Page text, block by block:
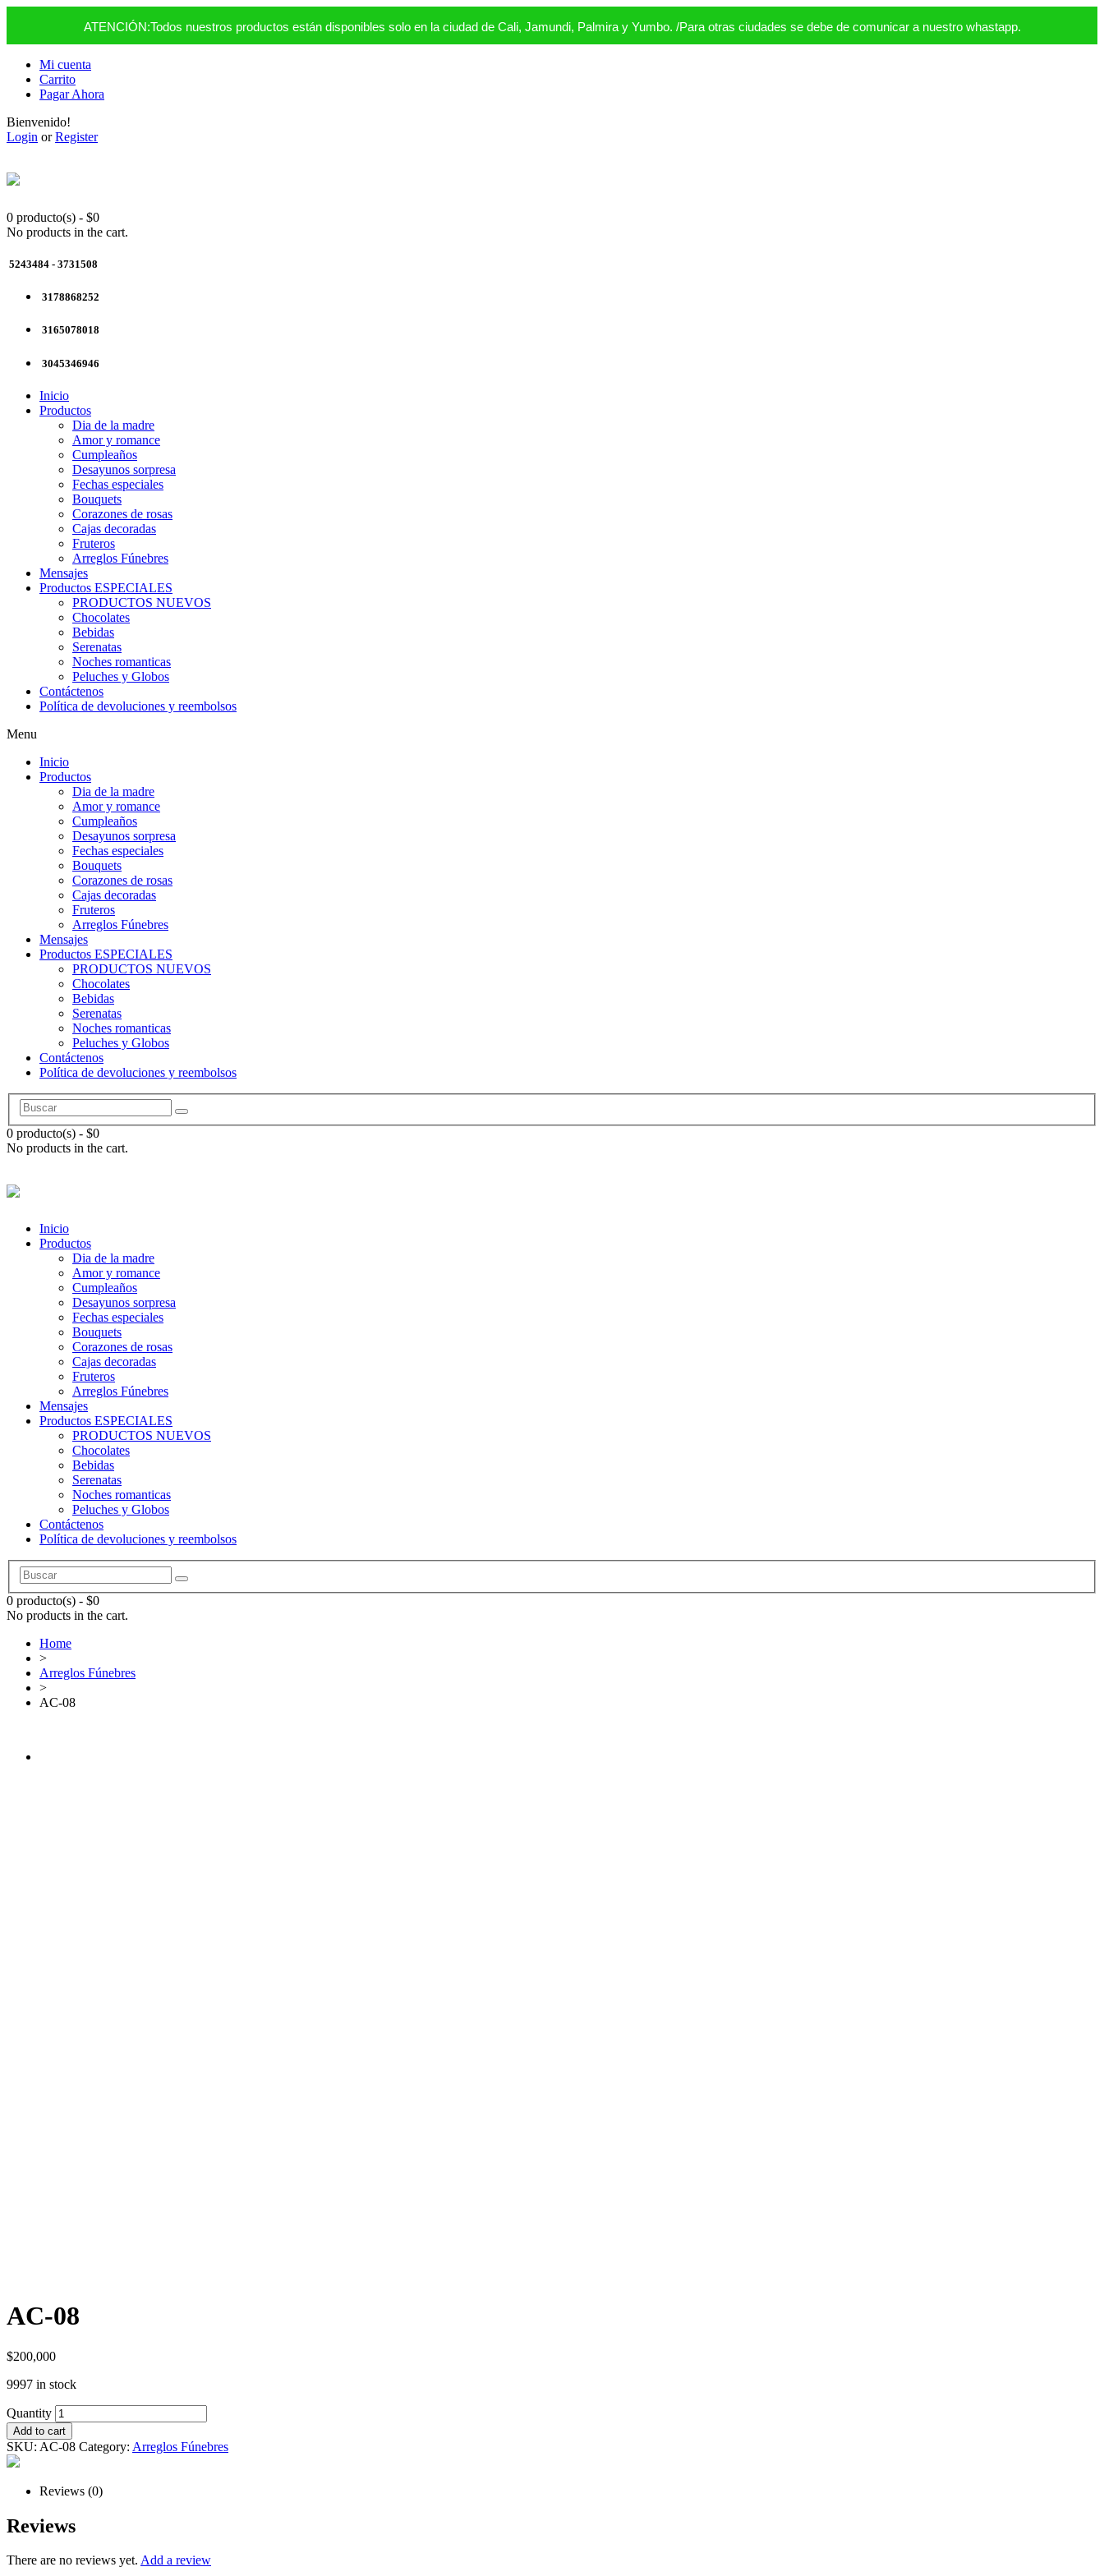
ATENCIÓN:Todos nuestros productos están disponibles solo en la ciudad de Cali, Jamundi, Palmira y Yumbo. /Para otras ciudades se debe de comunicar a nuestro whastapp.
Mi cuenta
Carrito
Pagar Ahora
Bienvenido!
Login orRegister
0 producto(s) - $0
No products in the cart.
5243484 - 3731508
3178868252
3165078018
3045346946
Inicio
Productos
Dia de la madre
Amor y romance
Cumpleaños
Desayunos sorpresa
Fechas especiales
Bouquets
Corazones de rosas
Cajas decoradas
Fruteros
Arreglos Fúnebres
Mensajes
Productos ESPECIALES
PRODUCTOS NUEVOS
Chocolates
Bebidas
Serenatas
Noches romanticas
Peluches y Globos
Contáctenos
Política de devoluciones y reembolsos
Menu
Inicio
Productos
Dia de la madre
Amor y romance
Cumpleaños
Desayunos sorpresa
Fechas especiales
Bouquets
Corazones de rosas
Cajas decoradas
Fruteros
Arreglos Fúnebres
Mensajes
Productos ESPECIALES
PRODUCTOS NUEVOS
Chocolates
Bebidas
Serenatas
Noches romanticas
Peluches y Globos
Contáctenos
Política de devoluciones y reembolsos
0 producto(s) - $0
No products in the cart.
Inicio
Productos
Dia de la madre
Amor y romance
Cumpleaños
Desayunos sorpresa
Fechas especiales
Bouquets
Corazones de rosas
Cajas decoradas
Fruteros
Arreglos Fúnebres
Mensajes
Productos ESPECIALES
PRODUCTOS NUEVOS
Chocolates
Bebidas
Serenatas
Noches romanticas
Peluches y Globos
Contáctenos
Política de devoluciones y reembolsos
0 producto(s) - $0
No products in the cart.
Home
>
Arreglos Fúnebres
>
AC-08
AC-08
$200,000
9997 in stock
Quantity
Add to cart
SKU: AC-08 Category: Arreglos Fúnebres
Reviews (0)
Reviews
There are no reviews yet. Add a review